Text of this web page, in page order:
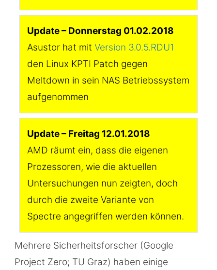
Update – Donnerstag 01.02.2018
Asustor hat mit Version 3.0.5.RDU1
den Linux KPTI Patch gegen
Meltdown in sein NAS Betriebssystem
aufgenommen
Update – Freitag 12.01.2018
AMD räumt ein, dass die eigenen
Prozessoren, wie die aktuellen
Untersuchungen nun zeigten, doch
durch die zweite Variante von
Spectre angegriffen werden können.
Mehrere Sicherheitsforscher (Google
Project Zero; TU Graz) haben einige